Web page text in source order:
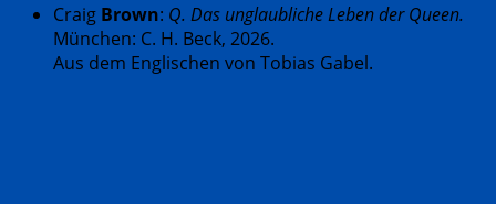
Craig Brown: Q. Das unglaubliche Leben der Queen.
München: C. H. Beck, 2026.
Aus dem Englischen von Tobias Gabel.